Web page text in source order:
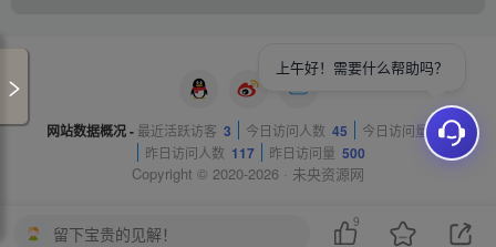
网站数据概况 - 最近活跃访客 3 今日访问人数 45 今日访问量 81
昨日访问人数 117 昨日访问量 500
Copyright © 2020-2026 · 未央资源网
留下宝贵的见解！
9
上午好！需要什么帮助吗？